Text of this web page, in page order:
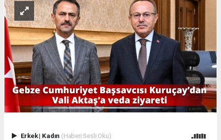
Erkek| Kadın (Haberi Sesli Oku)